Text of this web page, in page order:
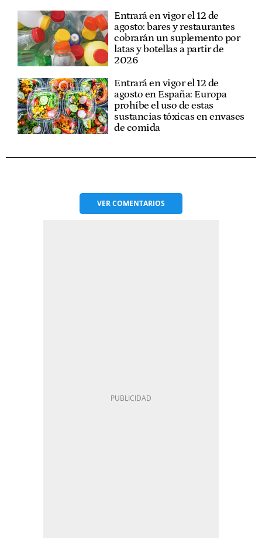
Entrará en vigor el 12 de
agosto: bares y restaurantes
cobrarán un suplemento por
latas y botellas a partir de
2026
Entrará en vigor el 12 de
agosto en España: Europa
prohíbe el uso de estas
sustancias tóxicas en envases
de comida
VERCOMENTARIOS